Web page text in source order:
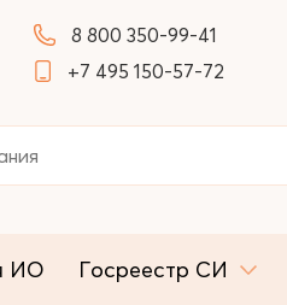
8 800 350-99-41
+7 495 150-57-72
ИО Госреестр СИ